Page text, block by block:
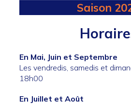
Saison
En Mai, Juin et Septembre
Les vendredis, samedis et
18h00
En Juillet et Août